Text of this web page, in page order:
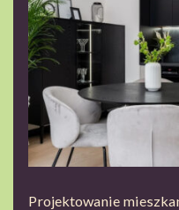
Projektowanie